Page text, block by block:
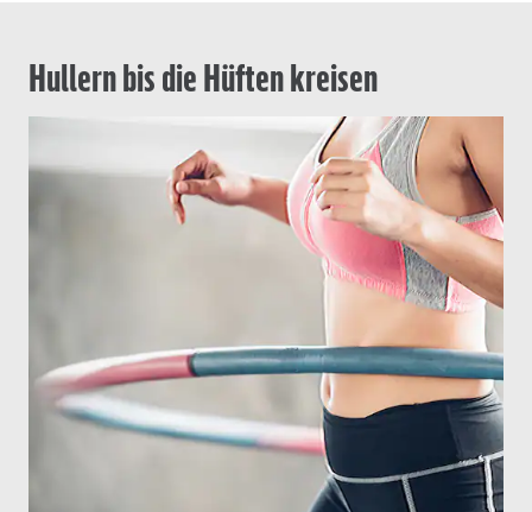
Hullern bis die Hüften kreisen